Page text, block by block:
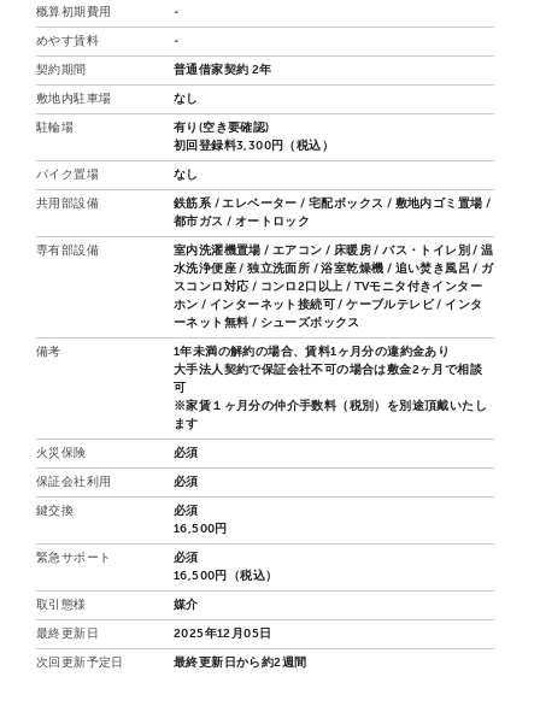
概算初期費用 -
めやす賃料 -
契約期間 普通借家契約 2年
敷地内駐車場 なし
駐輪場
有り(空き要確認)
初回登録料3,300円（税込）
バイク置場 なし
共用部設備
鉄筋系 / エレベーター / 宅配ボックス / 敷地内ゴミ置場 /
都市ガス / オートロック
専有部設備
室内洗濯機置場 / エアコン / 床暖房 / バス・トイレ別 / 温
水洗浄便座 / 独立洗面所 / 浴室乾燥機 / 追い焚き風呂 / ガ
スコンロ対応 / コンロ2口以上 / TVモニタ付きインター
ホン / インターネット接続可 / ケーブルテレビ / インタ
ーネット無料 / シューズボックス
備考
1年未満の解約の場合、賃料1ヶ月分の違約金あり
大手法人契約で保証会社不可の場合は敷金2ヶ月で相談
可
※家賃１ヶ月分の仲介手数料（税別）を別途頂戴いたし
ます
火災保険 必須
保証会社利用 必須
鍵交換
必須
16,500円
緊急サポート
必須
16,500円（税込）
取引態様 媒介
最終更新日 2025年12月05日
次回更新予定日 最終更新日から約2週間